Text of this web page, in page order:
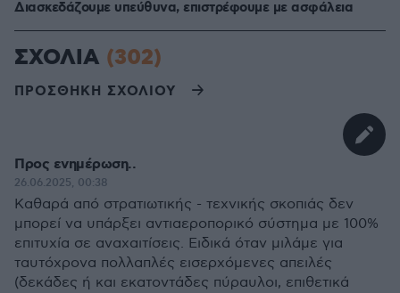
Διασκεδάζουμε υπεύθυνα, επιστρέφουμε με ασφάλεια
ΣΧΟΛΙΑ (302)
ΠΡΟΣΘΗΚΗ ΣΧΟΛΙΟΥ
Προς ενημέρωση..
26.06.2025, 00:38
Καθαρά από στρατιωτικής - τεχνικής σκοπιάς δεν
μπορεί να υπάρξει αντιαεροπορικό σύστημα με 100%
επιτυχία σε αναχαιτίσεις. Ειδικά όταν μιλάμε για
ταυτόχρονα πολλαπλές εισερχόμενες απειλές
(δεκάδες ή και εκατοντάδες πύραυλοι, επιθετικά